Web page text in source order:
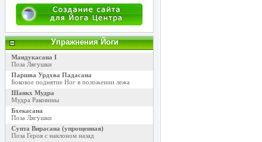
Упражнения Йоги
Мандукасана I
Поза Лягушки
Паршва Урдхва Падасана
Боковое поднятие Ног в положении лежа
Шанкх Мудра
Мудра Раковины
Бхекасана
Поза Лягушки
Супта Вирасана (упрощенная)
Поза Героя с наклоном назад